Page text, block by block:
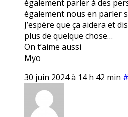
également parler à des
également nous en parler
J’espère que ça aidera et
plus de quelque chose…
On t’aime aussi
Myo
30 juin 2024 à 14 h 42 min